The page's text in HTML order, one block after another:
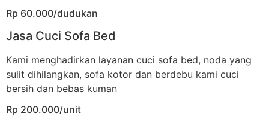
Rp 60.000/dudukan
Jasa Cuci Sofa Bed
Kami menghadirkan layanan cuci sofa bed, noda yang
sulit dihilangkan, sofa kotor dan berdebu kami cuci
bersih dan bebas kuman
Rp 200.000/unit